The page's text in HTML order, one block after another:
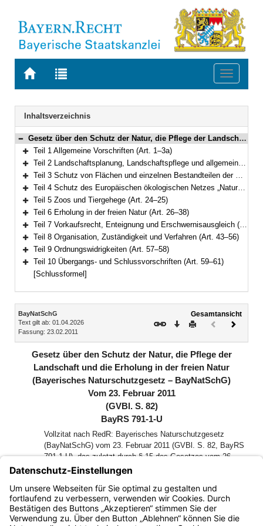
Zur
BAYERN.RECHT
Zur
letzten
Suche
Toggle
Navigation
Inhaltsverzeichnis
Bereich reduzieren
Gesetz über den Schutz der Natur, die Pflege der Landschaft und die Erholung in der freien Natur (Bayerisches Naturschutzgesetz – BayNatSchG) Vom 23. Februar 2011 (GVBl. S. 82) BayRS 791-1-U (Art. 1–61)
Bereich erweitern
Teil 1 Allgemeine Vorschriften (Art. 1–3a)
Bereich erweitern
Teil 2 Landschaftsplanung, Landschaftspflege und allgemeiner Schutz von Natur und Landschaft (Art. 4–11c)
Bereich erweitern
Teil 3 Schutz von Flächen und einzelnen Bestandteilen der Natur (Art. 12–19)
Bereich erweitern
Teil 4 Schutz des Europäischen ökologischen Netzes „Natura 2000“, gesetzlicher Schutz von Biotopen (Art. 20–23a)
Bereich erweitern
Teil 5 Zoos und Tiergehege (Art. 24–25)
Bereich erweitern
Teil 6 Erholung in der freien Natur (Art. 26–38)
Bereich erweitern
Teil 7 Vorkaufsrecht, Enteignung und Erschwernisausgleich (Art. 39–42)
Bereich erweitern
Teil 8 Organisation, Zuständigkeit und Verfahren (Art. 43–56)
Bereich erweitern
Teil 9 Ordnungswidrigkeiten (Art. 57–58)
Bereich erweitern
Teil 10 Übergangs- und Schlussvorschriften (Art. 59–61)
[Schlussformel]
Inhalt
BayNatSchG
Text gilt ab: 01.04.2026
Fassung: 23.02.2011
Gesamtansicht
Download
DruckenVorheriges
(inaktiv)
Gesetz über den Schutz der Natur, die Pflege der
Landschaft und die Erholung in der freien Natur
(Bayerisches Naturschutzgesetz – BayNatSchG)
Vom 23. Februar 2011
(GVBl. S. 82)
BayRS 791-1-U
Vollzitat nach RedR: Bayerisches Naturschutzgesetz
(BayNatSchG) vom 23. Februar 2011 (GVBl. S. 82, BayRS
791-1-U), das zuletzt durch § 15 des Gesetzes vom 26.
März 2026 (GVBl. S. 75) geändert worden ist
Der Landtag des Freistaates Bayern hat das folgende Gesetz
beschlossen, das hiermit bekannt gemacht wird: